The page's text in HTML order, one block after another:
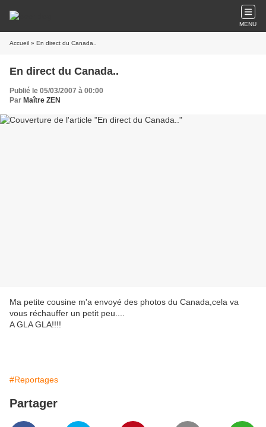
MENU
Accueil » En direct du Canada..
En direct du Canada..
Publié le 05/03/2007 à 00:00
Par Maître ZEN
Ma petite cousine m'a envoyé des photos du Canada,cela va
vous réchauffer un petit peu....
A GLA GLA!!!!
#Reportages
Partager